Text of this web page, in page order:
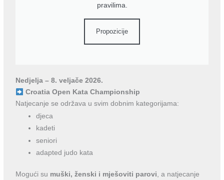
pravilima.
Propozicije
Nedjelja – 8. veljače 2026.
Croatia Open Kata Championship
Natjecanje se održava u svim dobnim kategorijama:
djeca
kadeti
seniori
adapted judo kata
Mogući su muški, ženski i mješoviti parovi, a natjecanje